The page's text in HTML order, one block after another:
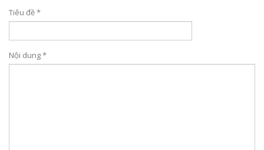
Tiêu đề *
Nội dung *